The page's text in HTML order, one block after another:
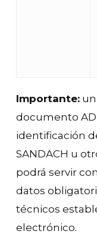
Importante:
documento
identificación
SANDACH u
podrá servir
datos
técnicos
electrónico.